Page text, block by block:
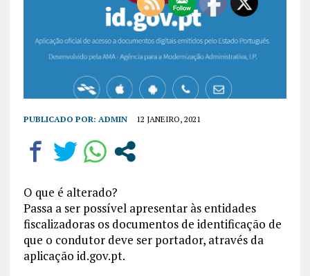
PUBLICADO POR: ADMIN 12 JANEIRO, 2021
O que é alterado?
Passa a ser possível apresentar às entidades
fiscalizadoras os documentos de identificação de
que o condutor deve ser portador, através da
aplicação id.gov.pt.